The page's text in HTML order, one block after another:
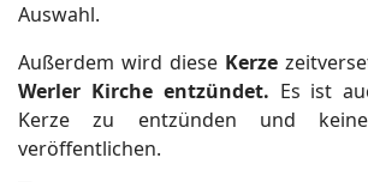
Auswahl.
Außerdem wird diese Kerze
Werler Kirche entzündet. Es ist
Kerze zu entzünden und
veröffentlichen.